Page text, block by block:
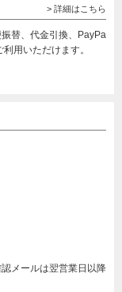
> 詳細はこちら
替、代金引換、PayPa
用いただけます。
メールは翌営業日以降